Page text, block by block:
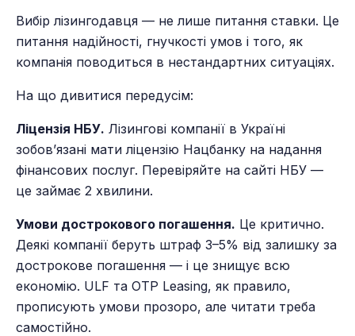
Вибір лізингодавця — не лише питання ставки. Це
питання надійності, гнучкості умов і того, як
компанія поводиться в нестандартних ситуаціях.
На що дивитися передусім:
Ліцензія НБУ. Лізингові компанії в Україні
зобов’язані мати ліцензію Нацбанку на надання
фінансових послуг. Перевіряйте на сайті НБУ —
це займає 2 хвилини.
Умови дострокового погашення. Це критично.
Деякі компанії беруть штраф 3–5% від залишку за
дострокове погашення — і це знищує всю
економію. ULF та OTP Leasing, як правило,
прописують умови прозоро, але читати треба
самостійно.